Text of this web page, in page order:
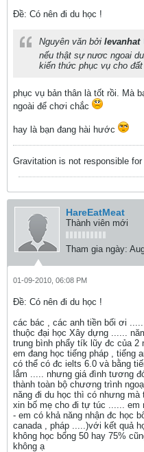
Ðề: Có nên đi du học !
Nguyên văn bởi levanhat
nếu thật sự nươc ngoai
kiến thức phục vụ cho
phục vụ bản thân là tốt rồi. Mà
ngoài để chơi chắc
hay là bạn đang hài hước
Gravitation is not responsible
HareEatMeat
Thành viên mới
Tham gia ngày:
01-09-2010, 06:08 PM
Ðề: Có nên đi du học !
các bác , các anh tiền bối ơi
thuộc đại học Xây dựng ......
trung bình phẩy tík lũy đc của 2
em đang học tiếng pháp , tiếng
có thể có đc ielts 6.0 và bằng
lắm ..... nhưng giá đình tương
thành toàn bộ chương trình
năng đi du học thì có nhưng
xin bố mẹ cho đi tự túc ...... em
- em có khả năng nhận đc học
canada , pháp .....)với kết quả
không học bổng 50 hay 75%
không ạ